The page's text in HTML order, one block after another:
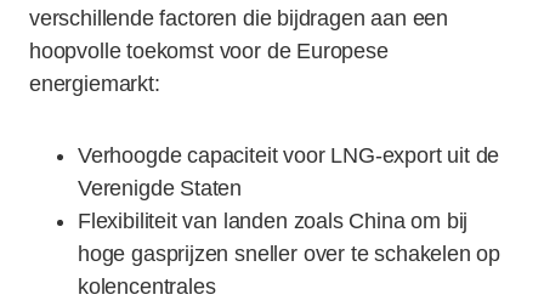
verschillende factoren die bijdragen aan een
hoopvolle toekomst voor de Europese
energiemarkt:
Verhoogde capaciteit voor LNG-export uit de
Verenigde Staten
Flexibiliteit van landen zoals China om bij
hoge gasprijzen sneller over te schakelen op
kolencentrales